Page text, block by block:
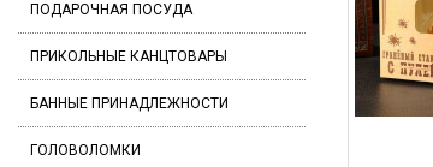
ПОДАРОЧНАЯ ПОСУДА
ПРИКОЛЬНЫЕ КАНЦТОВАРЫ
БАННЫЕ ПРИНАДЛЕЖНОСТИ
ГОЛОВОЛОМКИ